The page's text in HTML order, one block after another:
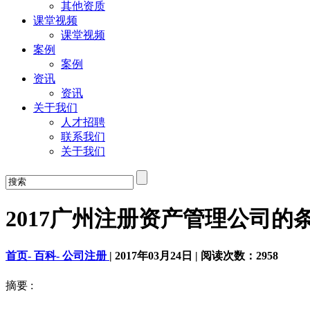
其他资质
课堂视频
课堂视频
案例
案例
资讯
资讯
关于我们
人才招聘
联系我们
关于我们
2017广州注册资产管理公司的
首页- 百科- 公司注册 | 2017年03月24日 | 阅读次数： 2958
摘要 :